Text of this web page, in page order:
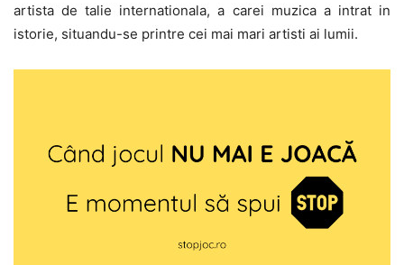
artista de talie internationala, a carei muzica a intrat in
istorie, situandu-se printre cei mai mari artisti ai lumii.